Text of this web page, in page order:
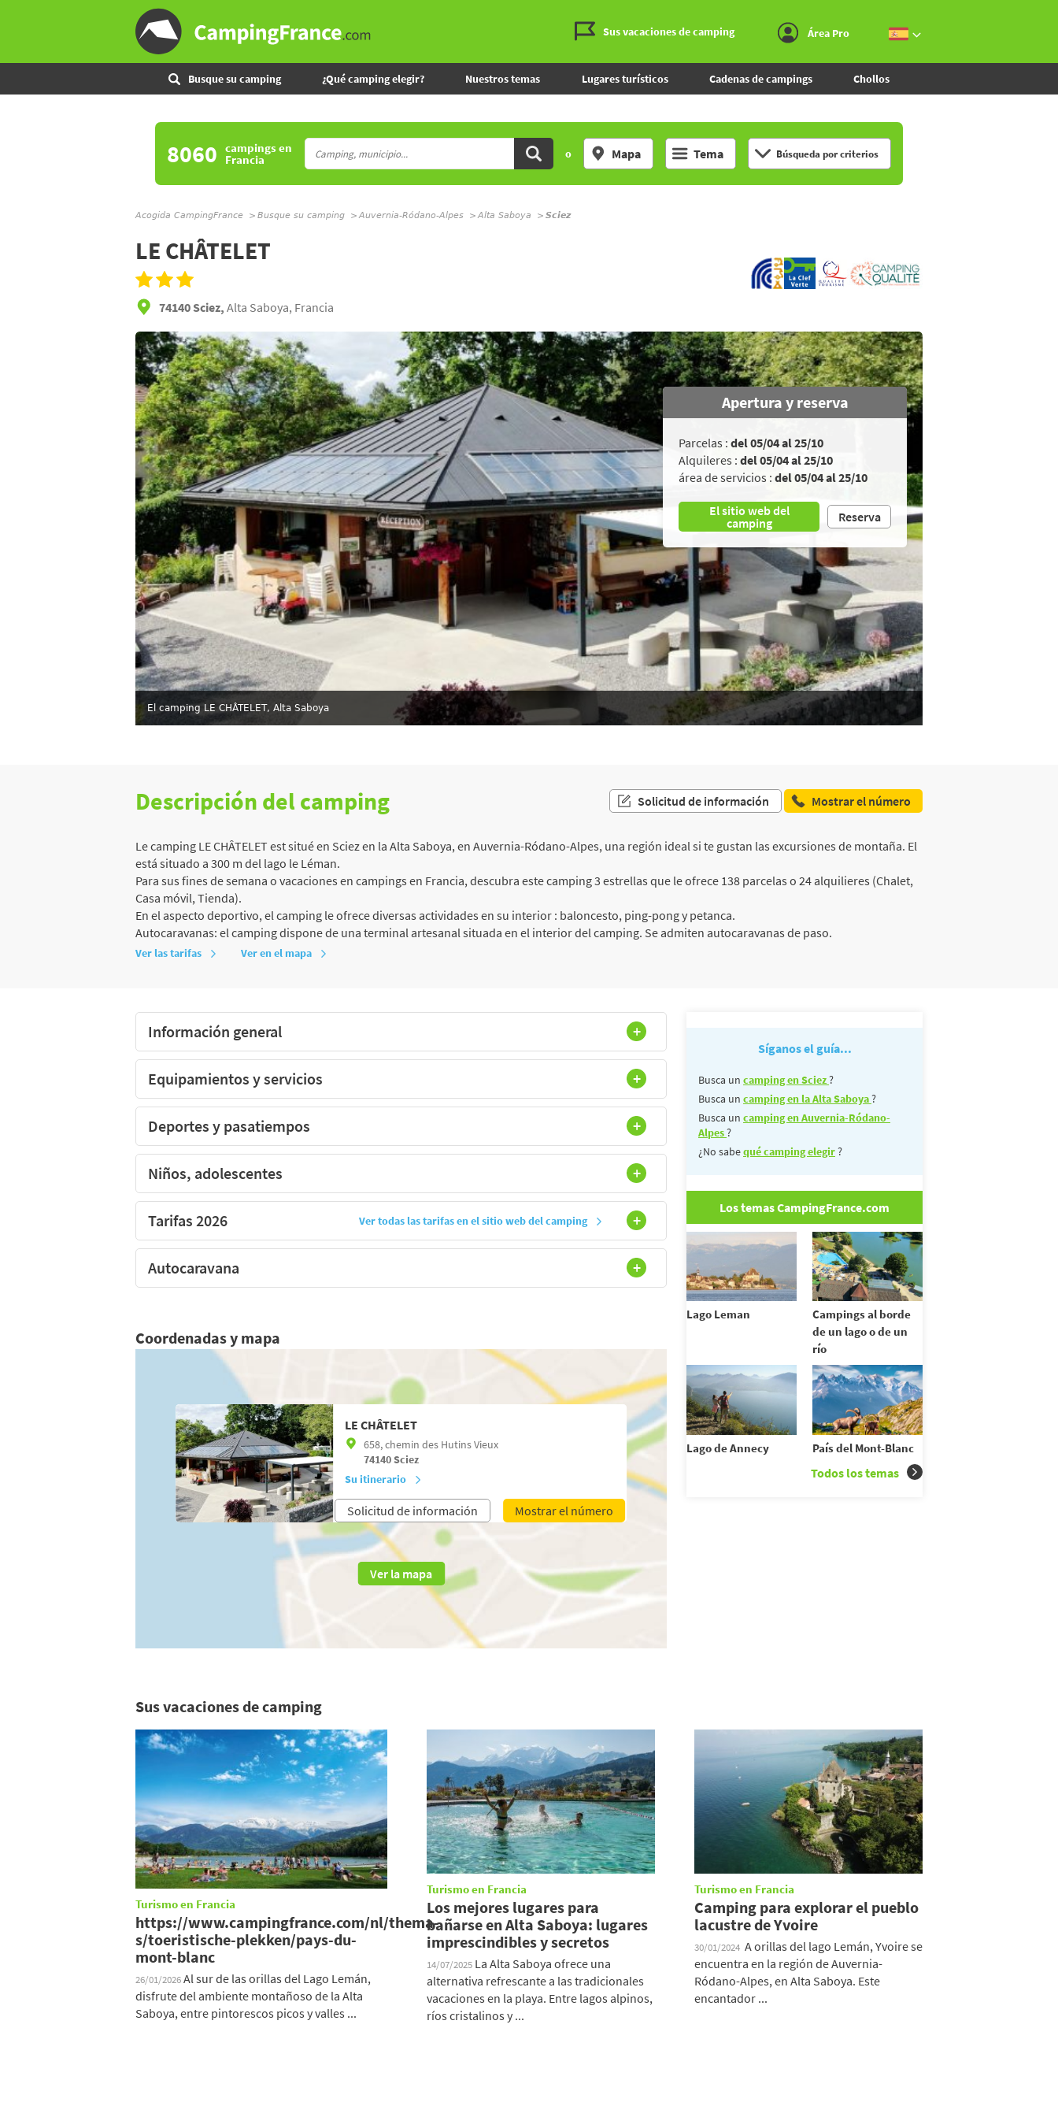
Sus vacaciones de camping Área Pro
Busque su camping ¿Qué camping elegir? Nuestros temas Lugares turísticos Cadenas de campings Chollos
8060 campingsen
Francia o Mapa Tema Búsqueda por criterios
Acogida CampingFrance Busque su camping Auvernia-Ródano-Alpes Alta Saboya Sciez
LE CHÂTELET
74140 Sciez, Alta Saboya, Francia
El camping LE CHÂTELET, Alta Saboya
Apertura y reserva
Parcelas : del 05/04 al 25/10
Alquileres : del 05/04 al 25/10
área de servicios : del 05/04 al 25/10
El sitio web del
camping
Reserva
Descripción del camping Solicitud de información Mostrar el número
Le camping LE CHÂTELET est situé en Sciez en la Alta Saboya, en Auvernia-Ródano-Alpes, una región ideal si te gustan las excursiones de montaña. El
está situado a 300 m del lago le Léman.
Para sus fines de semana o vacaciones en campings en Francia, descubra este camping 3 estrellas que le ofrece 138 parcelas o 24 alquilieres (Chalet,
Casa móvil, Tienda).
En el aspecto deportivo, el camping le ofrece diversas actividades en su interior : baloncesto, ping-pong y petanca.
Autocaravanas: el camping dispone de una terminal artesanal situada en el interior del camping. Se admiten autocaravanas de paso.
Ver las tarifas Ver en el mapa
Información general
Equipamientos y servicios
Deportes y pasatiempos
Niños, adolescentes
Tarifas 2026 Ver todas las tarifas en el sitio web del camping
Autocaravana
Coordenadas y mapa
LE CHÂTELET
658, chemin des Hutins Vieux
74140Sciez
Su itinerario
Solicitud de información Mostrar el número
Ver la mapa
Síganos el guía...
Busca un camping en Sciez?
Busca un camping en la Alta Saboya?
Busca un camping en Auvernia-Ródano-
Alpes?
¿No sabequé camping elegir?
Los temas CampingFrance.com
Lago Leman
Campings al borde
de un lago o de un
río
Lago de Annecy País del Mont-Blanc
Todos los temas
Sus vacaciones de camping
Turismo en Francia
https://www.campingfrance.com/nl/thema-
s/toeristische-plekken/pays-du-
mont-blanc
26/01/2026Al sur de las orillas del Lago Lemán,
disfrute del ambiente montañoso de la Alta
Saboya, entre pintorescos picos y valles ...
Turismo en Francia
Los mejores lugares para
bañarse en Alta Saboya: lugares
imprescindibles y secretos
14/07/2025 La Alta Saboya ofrece una
alternativa refrescante a las tradicionales
vacaciones en la playa. Entre lagos alpinos,
ríos cristalinos y ...
Turismo en Francia
Camping para explorar el pueblo
lacustre de Yvoire
30/01/2024 A orillas del lago Lemán, Yvoire se
encuentra en la región de Auvernia-
Ródano-Alpes, en Alta Saboya. Este
encantador ...